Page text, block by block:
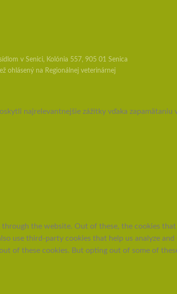
v Senici, Kolónia 557, 905 01 Senica
ohlásený na Regionálnej veterinárnej
najrelevantnejšie zážitky vďaka
the website. Out of these, the cookies
use third-party cookies that help us analyze
of these cookies. But opting out of some of